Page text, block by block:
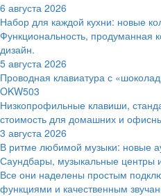
6 августа 2026
Набор для каждой кухни: новые
Функциональность, продуманная
дизайн.
5 августа 2026
Проводная клавиатура с
OKW503
Низкопрофильные клавиши,
стоимость для домашних и
3 августа 2026
В ритме любимой музыки: новые
Саундбары, музыкальные центры
Все они наделены простым
функциями и качественным